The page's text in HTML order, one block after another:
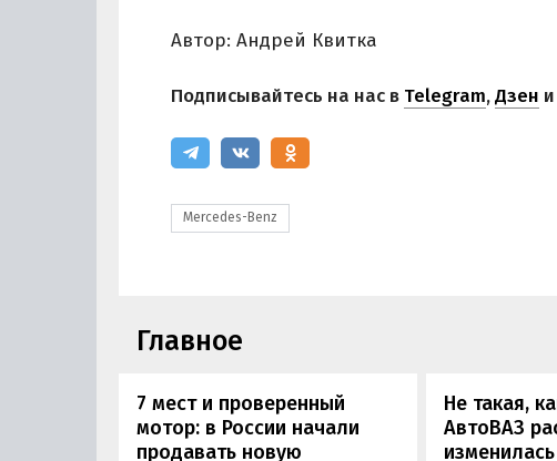
Автор: Андрей Квитка
Подписывайтесь на нас в Telegram,Дзен и
Mercedes-Benz
Главное
7 мест и проверенный
мотор: в России начали
продавать новую
Не такая,
АвтоВАЗ